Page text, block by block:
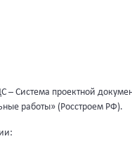
Система проектной
работы» (Росстроем РФ).